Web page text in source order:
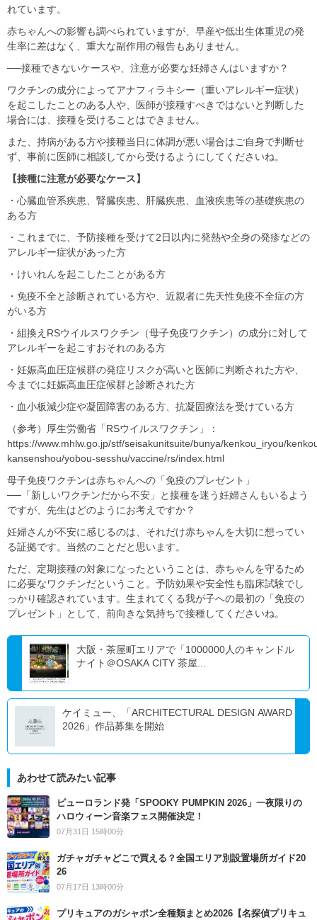
れています。
赤ちゃんへの影響も調べられていますが、早産や低出生体重児の発
生率に差はなく、重大な副作用の報告もありません。
──接種できないケースや、注意が必要な妊婦さんはいますか？
ワクチンの成分によってアナフィラキシー（重いアレルギー症状）
を起こしたことのある人や、医師が接種すべきではないと判断した
場合には、接種を受けることはできません。
また、持病がある方や接種当日に体調が悪い場合はご自身で判断せ
ず、事前に医師に相談してから受けるようにしてくださいね。
【接種に注意が必要なケース】
・心臓血管系疾患、腎臓疾患、肝臓疾患、血液疾患等の基礎疾患の
ある方
・これまでに、予防接種を受けて2日以内に発熱や全身の発疹などの
アレルギー症状があった方
・けいれんを起こしたことがある方
・免疫不全と診断されている方や、近親者に先天性免疫不全症の方
がいる方
・組換えRSウイルスワクチン（母子免疫ワクチン）の成分に対して
アレルギーを起こすおそれのある方
・妊娠高血圧症候群の発症リスクが高いと医師に判断された方や、
今までに妊娠高血圧症候群と診断された方
・血小板減少症や凝固障害のある方、抗凝固療法を受けている方
（参考）厚生労働省「RSウイルスワクチン」：
https://www.mhlw.go.jp/stf/seisakunitsuite/bunya/kenkou_iryou/
kansenshou/yobou-sesshu/vaccine/rs/index.html
母子免疫ワクチンは赤ちゃんへの「免疫のプレゼント」
──「新しいワクチンだから不安」と接種を迷う妊婦さんもいるよう
ですが、先生はどのようにお考えですか？
妊婦さんが不安に感じるのは、それだけ赤ちゃんを大切に想ってい
る証拠です。当然のことだと思います。
ただ、定期接種の対象になったということは、赤ちゃんを守るため
に必要なワクチンだということ。予防効果や安全性も臨床試験でし
っかり確認されています。生まれてくる我が子への最初の「免疫の
プレゼント」として、前向きな気持ちで接種してくださいね。
大阪・茶屋町エリアで「1000000人のキャンドル
ナイト＠OSAKA CITY 茶屋...
ケイミュー、「ARCHITECTURAL DESIGN AWARD
2026」作品募集を開始
あわせて読みたい記事
ピューロランド発「SPOOKY PUMPKIN 2026」一夜限りの
ハロウィーン音楽フェス開催決定！
07月31日 15時00分
ガチャガチャどこで買える？全国エリア別設置場所ガイド20
26
07月17日 13時00分
プリキュアのガシャポン全種類まとめ2026【名探偵プリキュ